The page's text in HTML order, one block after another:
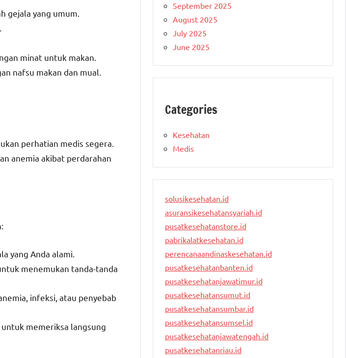
gejala yang umum.
minat untuk makan.
nafsu makan dan mual.
perhatian medis segera.
anemia akibat perdarahan
yang Anda alami.
menemukan tanda-tanda
infeksi, atau penyebab
memeriksa langsung
September 2025
August 2025
July 2025
June 2025
Categories
Kesehatan
Medis
solusikesehatan.id
asuransikesehatansyariah.id
pusatkesehatanstore.id
pabrikalatkesehatan.id
perencanaandinaskesehatan.id
pusatkesehatanbanten.id
pusatkesehatanjawatimur.id
pusatkesehatansumut.id
pusatkesehatansumbar.id
pusatkesehatansumsel.id
pusatkesehatanjawatengah.id
pusatkesehatanriau.id